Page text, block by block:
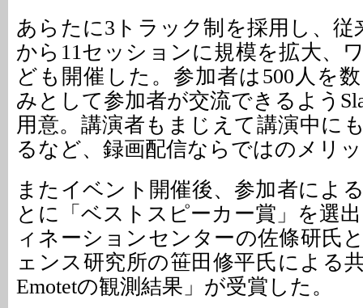
あらたに3トラック制を採用し、従
から11セッションに規模を拡大、
ども開催した。参加者は500人を
みとして参加者が交流できるよう
用意。講演者もまじえて講演中に
るなど、録画配信ならではのメリ
またイベント開催後、参加者によ
とに「ベストスピーカー賞」を選出
ィネーションセンターの佐條研氏
ェンス研究所の笹田修平氏による
Emotetの観測結果」が受賞した。